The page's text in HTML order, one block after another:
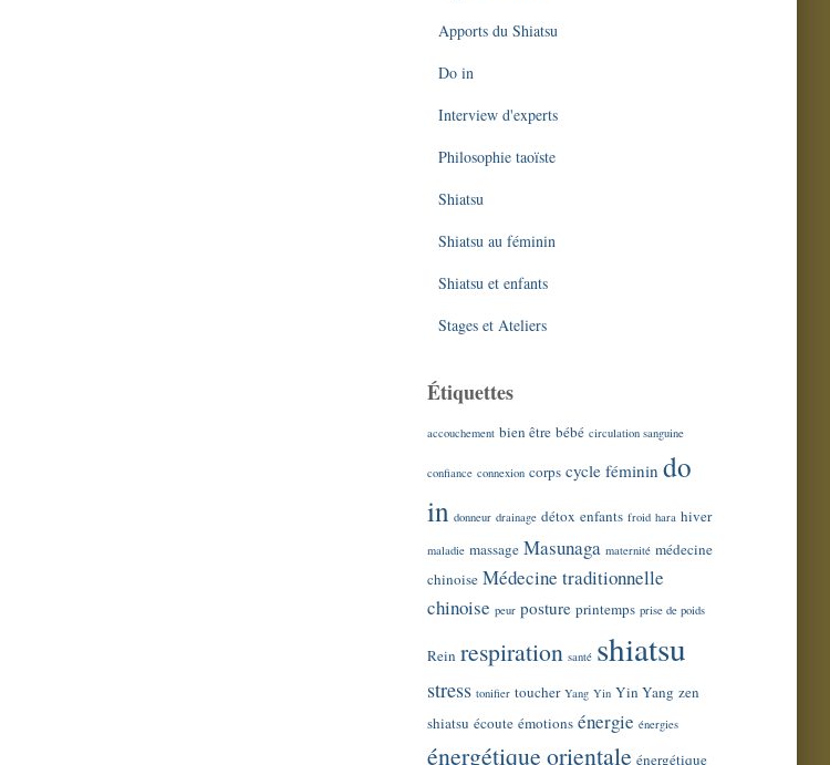
Apports du Shiatsu
Do in
Interview d'experts
Philosophie taoïste
Shiatsu
Shiatsu au féminin
Shiatsu et enfants
Stages et Ateliers
Étiquettes
accouchement bien être bébé circulation sanguine
confiance connexion corps cycle féminin do
in donneur drainage détox enfants froid hara hiver
maladie massage Masunaga maternité médecine
chinoise Médecine traditionnelle
chinoise peur posture printemps prise de poids
Rein respiration santé shiatsu
stress tonifier toucher Yang Yin Yin Yang zen
shiatsu écoute émotions énergie énergies
énergétique orientale énergétique